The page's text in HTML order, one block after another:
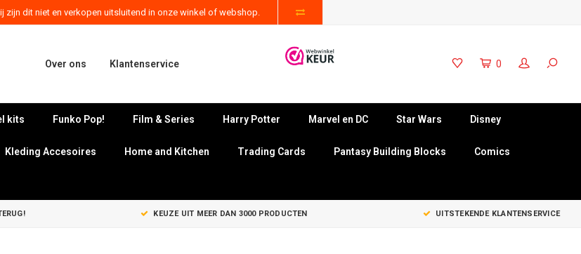
zijn dit niet en verkopen uitsluitend in onze winkel of webshop.
Over ons Klantenservice 0
kits Funko Pop! Film & Series Harry Potter Marvel en DC Star Wars Disney
Kleding Accesoires Home and Kitchen Trading Cards Pantasy Building Blocks Comics
KEUZE UIT MEER DAN 3000 PRODUCTEN UITSTEKENDE KLANTENSERVICE